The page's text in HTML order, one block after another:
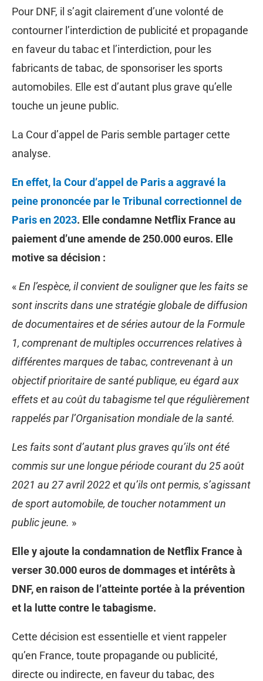
Pour DNF, il s’agit clairement d’une volonté de
contourner l’interdiction de publicité et propagande
en faveur du tabac et l’interdiction, pour les
fabricants de tabac, de sponsoriser les sports
automobiles. Elle est d’autant plus grave qu’elle
touche un jeune public.
La Cour d’appel de Paris semble partager cette
analyse.
En effet, la Cour d’appel de Paris a aggravé la
peine prononcée par le Tribunal correctionnel de
Paris en 2023. Elle condamne Netflix France au
paiement d’une amende de 250.000 euros. Elle
motive sa décision :
«En l’espèce, il convient de souligner que les faits se
sont inscrits dans une stratégie globale de diffusion
de documentaires et de séries autour de la Formule
1, comprenant de multiples occurrences relatives à
différentes marques de tabac, contrevenant à un
objectif prioritaire de santé publique, eu égard aux
effets et au coût du tabagisme tel que régulièrement
rappelés par l’Organisation mondiale de la santé.
Les faits sont d’autant plus graves qu’ils ont été
commis sur une longue période courant du 25 août
2021 au 27 avril 2022 et qu’ils ont permis, s’agissant
de sport automobile, de toucher notamment un
public jeune. »
Elle y ajoute la condamnation de Netflix France à
verser 30.000 euros de dommages et intérêts à
DNF, en raison de l’atteinte portée à la prévention
et la lutte contre le tabagisme.
Cette décision est essentielle et vient rappeler
qu’en France, toute propagande ou publicité,
directe ou indirecte, en faveur du tabac, des